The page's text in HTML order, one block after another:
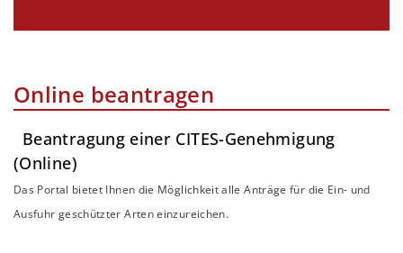
Online beantragen
Beantragung einer CITES-Genehmigung
(Online)
Das Portal bietet Ihnen die Möglichkeit alle Anträge für die Ein- und
Ausfuhr geschützter Arten einzureichen.